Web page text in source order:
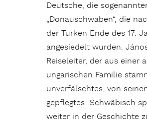
Deutsche, die
„Donauschwaben“, die
der Türken Ende des 17.
angesiedelt wurden.
Reiseleiter, der aus einer
ungarischen Familie
unverfälschtes, von
gepflegtes Schwäbisch
weiter in der Geschichte